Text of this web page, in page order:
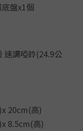
盤x1個
速調啞鈴(24.9公
20cm(高)
8.5cm(高)